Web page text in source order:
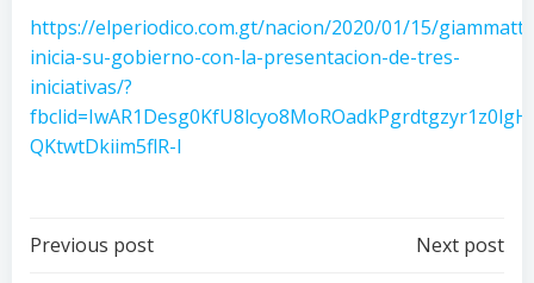
https://elperiodico.com.gt/nacion/2020/01/15/
inicia-su-gobierno-con-la-presentacion-de-tres-
iniciativas/?
QKtwtDkiim5flR-I
Post
Previous post Next post